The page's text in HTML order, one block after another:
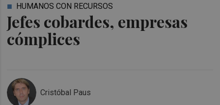
Jefes cobardes, empresas
cómplices
HUMANOS CON RECURSOS
Cristóbal Paus